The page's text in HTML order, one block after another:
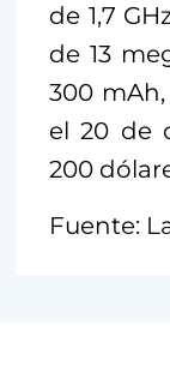
de 1,7
de 13
300
el 20 de
200
Fuente: